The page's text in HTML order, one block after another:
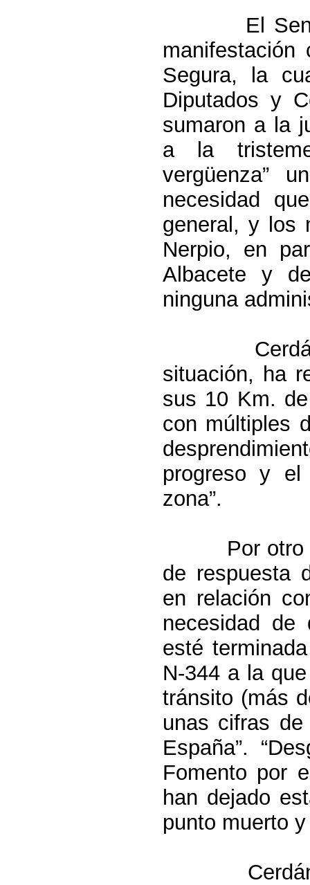
El
Segura, la
Diputados y
sumaron a la
a la
vergüenza”
necesidad
general, y los
Nerpio, en
Albacete y
ninguna
situación, ha
sus 10 Km.
con múltiples
progreso y
zona”.
Por
de respuesta
en relación
necesidad de
esté
N-344 ala que
tránsito (más
unas cifras
España”.
Fomento por
han dejado
punto muerto